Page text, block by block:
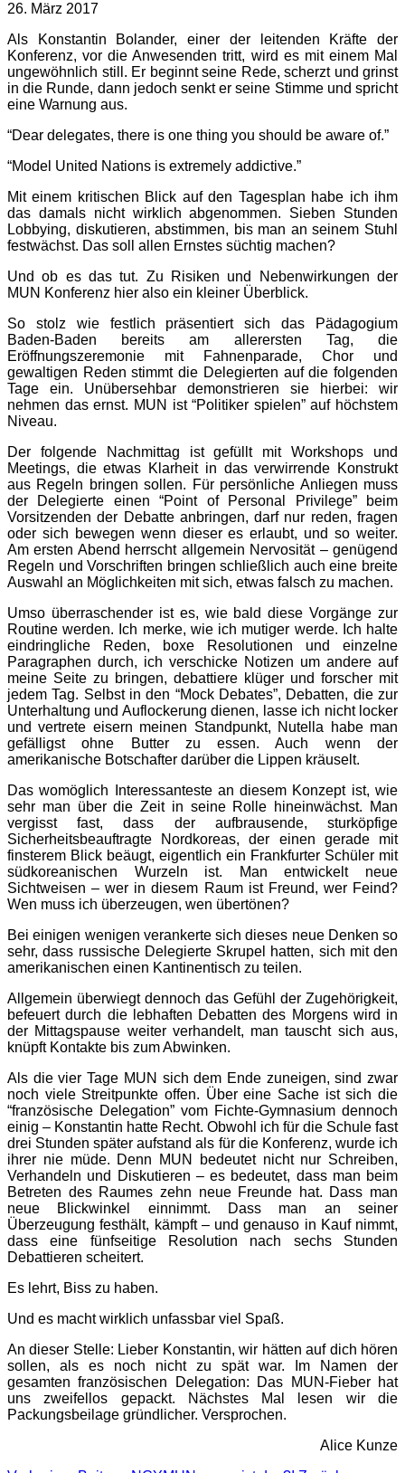
26. März 2017
Als Konstantin Bolander, einer der leitenden Kräfte der
Konferenz, vor die Anwesenden tritt, wird es mit einem Mal
ungewöhnlich still. Er beginnt seine Rede, scherzt und grinst
in die Runde, dann jedoch senkt er seine Stimme und spricht
eine Warnung aus.
“Dear delegates, there is one thing you should be aware of.”
“Model United Nations is extremely addictive.”
Mit einem kritischen Blick auf den Tagesplan habe ich ihm
das damals nicht wirklich abgenommen. Sieben Stunden
Lobbying, diskutieren, abstimmen, bis man an seinem Stuhl
festwächst. Das soll allen Ernstes süchtig machen?
Und ob es das tut. Zu Risiken und Nebenwirkungen der
MUN Konferenz hier also ein kleiner Überblick.
So stolz wie festlich präsentiert sich das Pädagogium
Baden-Baden bereits am allerersten Tag, die
Eröffnungszeremonie mit Fahnenparade, Chor und
gewaltigen Reden stimmt die Delegierten auf die folgenden
Tage ein. Unübersehbar demonstrieren sie hierbei: wir
nehmen das ernst. MUN ist “Politiker spielen” auf höchstem
Niveau.
Der folgende Nachmittag ist gefüllt mit Workshops und
Meetings, die etwas Klarheit in das verwirrende Konstrukt
aus Regeln bringen sollen. Für persönliche Anliegen muss
der Delegierte einen “Point of Personal Privilege” beim
Vorsitzenden der Debatte anbringen, darf nur reden, fragen
oder sich bewegen wenn dieser es erlaubt, und so weiter.
Am ersten Abend herrscht allgemein Nervosität – genügend
Regeln und Vorschriften bringen schließlich auch eine breite
Auswahl an Möglichkeiten mit sich, etwas falsch zu machen.
Umso überraschender ist es, wie bald diese Vorgänge zur
Routine werden. Ich merke, wie ich mutiger werde. Ich halte
eindringliche Reden, boxe Resolutionen und einzelne
Paragraphen durch, ich verschicke Notizen um andere auf
meine Seite zu bringen, debattiere klüger und forscher mit
jedem Tag. Selbst in den “Mock Debates”, Debatten, die zur
Unterhaltung und Auflockerung dienen, lasse ich nicht locker
und vertrete eisern meinen Standpunkt, Nutella habe man
gefälligst ohne Butter zu essen. Auch wenn der
amerikanische Botschafter darüber die Lippen kräuselt.
Das womöglich Interessanteste an diesem Konzept ist, wie
sehr man über die Zeit in seine Rolle hineinwächst. Man
vergisst fast, dass der aufbrausende, sturköpfige
Sicherheitsbeauftragte Nordkoreas, der einen gerade mit
finsterem Blick beäugt, eigentlich ein Frankfurter Schüler mit
südkoreanischen Wurzeln ist. Man entwickelt neue
Sichtweisen – wer in diesem Raum ist Freund, wer Feind?
Wen muss ich überzeugen, wen übertönen?
Bei einigen wenigen verankerte sich dieses neue Denken so
sehr, dass russische Delegierte Skrupel hatten, sich mit den
amerikanischen einen Kantinentisch zu teilen.
Allgemein überwiegt dennoch das Gefühl der Zugehörigkeit,
befeuert durch die lebhaften Debatten des Morgens wird in
der Mittagspause weiter verhandelt, man tauscht sich aus,
knüpft Kontakte bis zum Abwinken.
Als die vier Tage MUN sich dem Ende zuneigen, sind zwar
noch viele Streitpunkte offen. Über eine Sache ist sich die
“französische Delegation” vom Fichte-Gymnasium dennoch
einig – Konstantin hatte Recht. Obwohl ich für die Schule fast
drei Stunden später aufstand als für die Konferenz, wurde ich
ihrer nie müde. Denn MUN bedeutet nicht nur Schreiben,
Verhandeln und Diskutieren – es bedeutet, dass man beim
Betreten des Raumes zehn neue Freunde hat. Dass man
neue Blickwinkel einnimmt. Dass man an seiner
Überzeugung festhält, kämpft – und genauso in Kauf nimmt,
dass eine fünfseitige Resolution nach sechs Stunden
Debattieren scheitert.
Es lehrt, Biss zu haben.
Und es macht wirklich unfassbar viel Spaß.
An dieser Stelle: Lieber Konstantin, wir hätten auf dich hören
sollen, als es noch nicht zu spät war. Im Namen der
gesamten französischen Delegation: Das MUN-Fieber hat
uns zweifellos gepackt. Nächstes Mal lesen wir die
Packungsbeilage gründlicher. Versprochen.
Alice Kunze